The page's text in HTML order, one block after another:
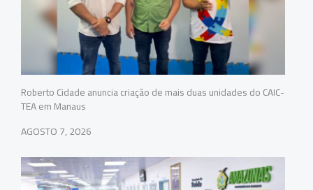
Roberto Cidade anuncia criação de mais duas unidades do CAIC-
TEA em Manaus
AGOSTO 7, 2026